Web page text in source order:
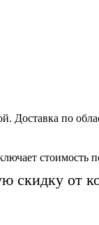
Доставка по
стоимость
скидку от